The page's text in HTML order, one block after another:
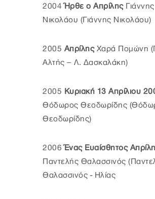
2004Ήρθε ο ΑπρίληςΓιάννης
Νικολάου (Γιάννης Νικολάου)
2005 Απρίλης Χαρά Πομώνη
Αλτής – Λ. Δασκαλάκη)
2005 Κυριακή 13 Απρίλιου
Θόδωρος Θεοδωρίδης
Θεοδωρίδης)
2006Ένας Ευαίσθητος
Παντελής Θαλασσινός
Θαλασσινός - Ηλίας